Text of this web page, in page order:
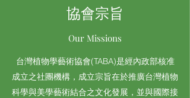
協會宗旨
Our Missions
台灣植物學藝術協會(TABA)是經內政部核准
成立之社團機構，成立宗旨在於推廣台灣植物
科學與美學藝術結合之文化發展，並與國際接